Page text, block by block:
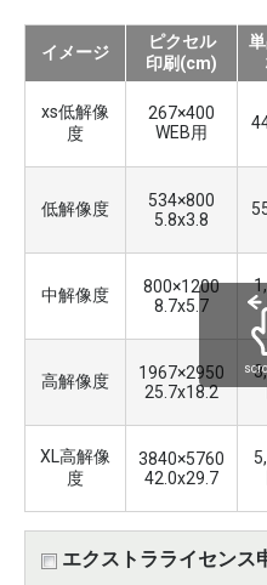
イメージ
ピクセル
印刷(cm)
xs低解像
度
267×400
WEB用
低解像度
534×800
5.8x3.8
中解像度
800×1200
8.7x5.7
高解像度
1967×2950
25.7x18.2
XL高解像
度
3840×5760
42.0x29.7
エクストラライセンス